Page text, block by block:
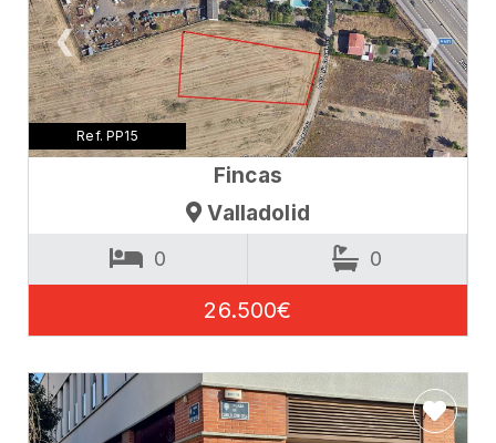
❮ ❯
Ref. PP15
Fincas
Valladolid
0 0
26.500€